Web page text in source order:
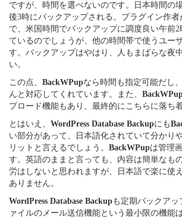
ですが、時間を選べないのです。日本時間の
後3時にバックアップされる。プラグイン作
で、米国時間でバックアップに調度良い午前
ているのでしょうが、他の時間帯で使うユー
す。バックアップはやはり、人もまばらな夜
い。
この点、 BackWPupなら時間も指定可能だし
んと対応してくれています。また、
プロード機能もあり、最終的にこちらに落ち
とはいえ、 WordPress Database Backupにも
い部分があって、日本語化されていて分かり
リットと言えるでしょう。 BackWPupは管理
す。英語のままと言っても、内容は簡単なも
労はしないと思われますが、日本語で楽に使
ありません。
WordPress Database Backupも定期バックア
ァイルのメール送信機能という最小限の機能